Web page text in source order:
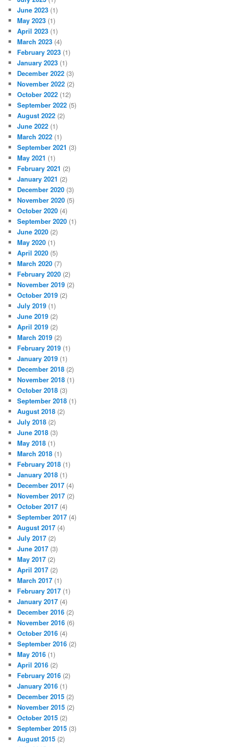
June 2023 (1)
May 2023 (1)
April 2023 (1)
March 2023 (4)
February 2023 (1)
January 2023 (1)
December 2022 (3)
November 2022 (2)
October 2022 (12)
September 2022 (5)
August 2022 (2)
June 2022 (1)
March 2022 (1)
September 2021 (3)
May 2021 (1)
February 2021 (2)
January 2021 (2)
December 2020 (3)
November 2020 (5)
October 2020 (4)
September 2020 (1)
June 2020 (2)
May 2020 (1)
April 2020 (5)
March 2020 (7)
February 2020 (2)
November 2019 (2)
October 2019 (2)
July 2019 (1)
June 2019 (2)
April 2019 (2)
March 2019 (2)
February 2019 (1)
January 2019 (1)
December 2018 (2)
November 2018 (1)
October 2018 (3)
September 2018 (1)
August 2018 (2)
July 2018 (2)
June 2018 (3)
May 2018 (1)
March 2018 (1)
February 2018 (1)
January 2018 (1)
December 2017 (4)
November 2017 (2)
October 2017 (4)
September 2017 (4)
August 2017 (4)
July 2017 (2)
June 2017 (3)
May 2017 (2)
April 2017 (2)
March 2017 (1)
February 2017 (1)
January 2017 (4)
December 2016 (2)
November 2016 (6)
October 2016 (4)
September 2016 (2)
May 2016 (1)
April 2016 (2)
February 2016 (2)
January 2016 (1)
December 2015 (2)
November 2015 (2)
October 2015 (2)
September 2015 (3)
August 2015 (2)